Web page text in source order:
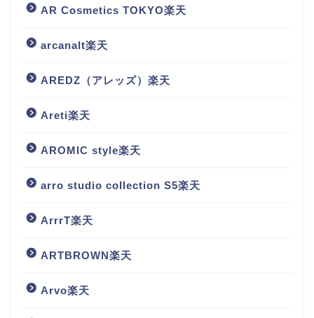
AR Cosmetics TOKYO楽天
arcanalt楽天
AREDZ（アレッズ）楽天
Areti楽天
AROMIC style楽天
arro studio collection S5楽天
ArrrT楽天
ARTBROWN楽天
Arvo楽天